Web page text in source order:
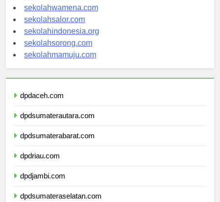
sekolahnabire.com
sekolahwamena.com
sekolahsalor.com
sekolahindonesia.org
sekolahsorong.com